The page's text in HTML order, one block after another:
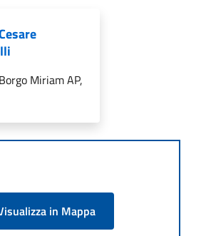
Miriam AP,
in Mappa